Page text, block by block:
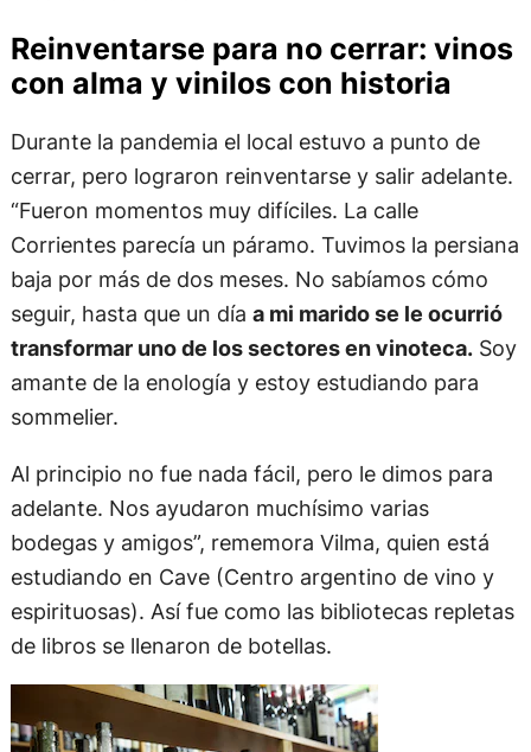
Reinventarse para no cerrar: vinos
con alma y vinilos con historia
Durante la pandemia el local estuvo a punto de
cerrar, pero lograron reinventarse y salir adelante.
“Fueron momentos muy difíciles. La calle
Corrientes parecía un páramo. Tuvimos la persiana
baja por más de dos meses. No sabíamos cómo
seguir, hasta que un día a mi marido se le ocurrió
transformar uno de los sectores en vinoteca.Soy
amante de la enología y estoy estudiando para
sommelier.
Al principio no fue nada fácil, pero le dimos para
adelante. Nos ayudaron muchísimo varias
bodegas y amigos”, rememora Vilma, quien está
estudiando en Cave (Centro argentino de vino y
espirituosas). Así fue como las bibliotecas repletas
de libros se llenaron de botellas.